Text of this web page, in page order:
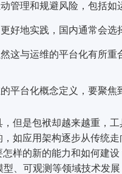
管理和规避风险 ，包括
好地实践，国内通常会
这与运维的平台化有所重
平台化概念定义，要聚焦
但是包袱却越来越重，
如应用架构逐步从传统
样的新的能力和如何建设
、可观测等领域技术发